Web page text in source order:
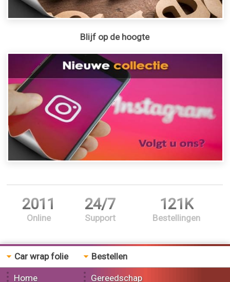
Blijf op de hoogte
2011
Online
24/7
Support
121K
Bestellingen
Car wrap folie
Home
Bestellen
Gereedschap